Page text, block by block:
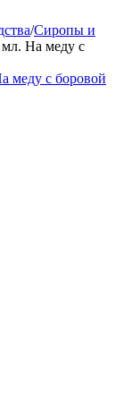
/Сиропы и
мл. На меду с